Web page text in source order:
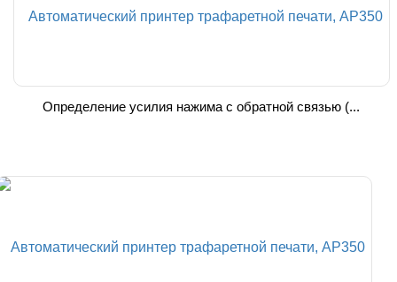
Определение усилия нажима с обратной связью (...